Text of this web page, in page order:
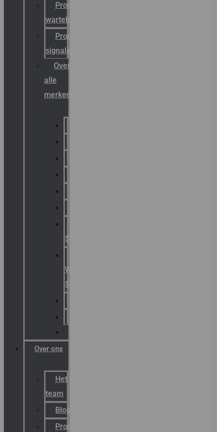
Productcatalogus
wartels
Productcatalogus
signalering
Overzicht
alle
merken
Signaling
Warning
Signals
Over ons
Het
team
Blog
Productnieuws